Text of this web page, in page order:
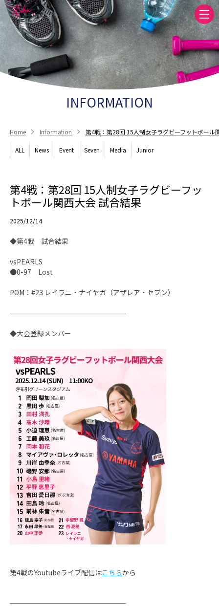
INFORMATION
Home Information 第4戦：第28回 15人制女子ラグビーフットボール
ALL News Event Seven Media Junior
第4戦：第28回 15人制女子ラグビーフッ
トボール関西大会 試合結果
2025/12/14
◆第4戦 試合結果
vsPEARLS
●0-97 Lost
POM：#23 レイラニ・ナイヤガ（アザレア・セブン）
─────────────────
◆大会登録メンバー
第4戦のYoutubeライブ配信はこちらから
─────────────────